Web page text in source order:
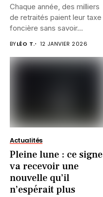
Chaque année, des milliers
de retraités paient leur taxe
foncière sans savoir...
BYLÉO T. 12 JANVIER 2026
Actualités
Pleine lune : ce signe
va recevoir une
nouvelle qu’il
n’espérait plus